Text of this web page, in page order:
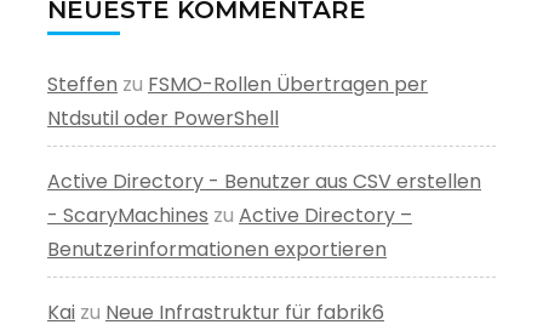
NEUESTE KOMMENTARE
Steffen zu FSMO-Rollen Übertragen per
Ntdsutil oder PowerShell
Active Directory - Benutzer aus CSV erstellen
- ScaryMachines zu Active Directory –
Benutzerinformationen exportieren
Kai zu Neue Infrastruktur für fabrik6